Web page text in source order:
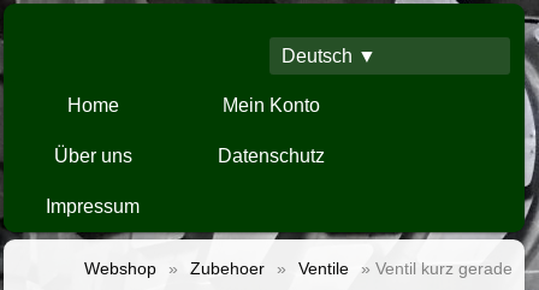
Deutsch ▼
Home Mein Konto
Über uns Datenschutz
Impressum
Webshop » Zubehoer » Ventile » Ventil kurz gerade